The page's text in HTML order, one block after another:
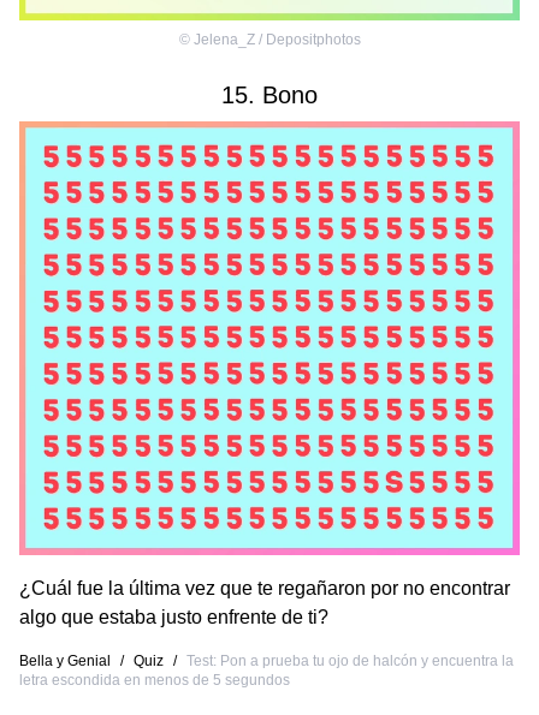
© Jelena_Z / Depositphotos
15. Bono
¿Cuál fue la última vez que te regañaron por no encontrar
algo que estaba justo enfrente de ti?
Bella y Genial / Quiz / Test: Pon a prueba tu ojo de halcón y encuentra la
letra escondida en menos de 5 segundos